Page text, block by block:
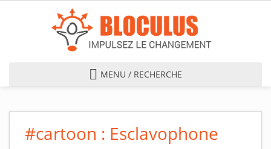
Skip to main content
MENU / RECHERCHE
#cartoon : Esclavophone